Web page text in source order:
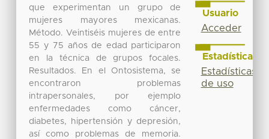
que experimentan un grupo de
mujeres mayores mexicanas.
Método. Veintiséis mujeres de entre
55 y 75 años de edad participaron
en la técnica de grupos focales.
Resultados. En el Ontosistema, se
encontraron problemas
intrapersonales, por ejemplo
enfermedades como cáncer,
diabetes, hipertensión y depresión,
así como problemas de memoria.
Usuario
Acceder
Estadísticas
Estadísticas
de uso